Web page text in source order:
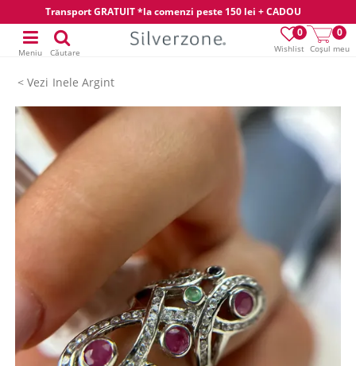
Transport GRATUIT *la comenzi peste 150 lei + CADOU
Wishlist
0
Coșul meu
0
Meniu Căutare
Inele Argint